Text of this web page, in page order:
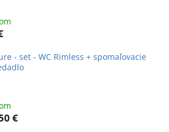
- set - WC Rimless + spomaľovacie
€